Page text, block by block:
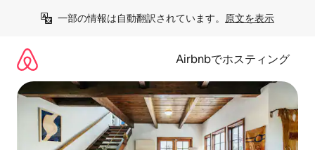
一部の情報は自動翻訳されています。 原文を表示
Airbnbでホスティング